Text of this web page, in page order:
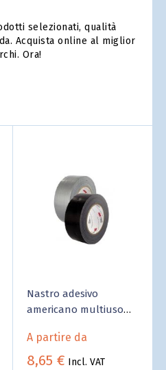
selezionati, qualità
Acquista online al miglior
Ora!
Nastro adesivo
americano multiuso
Business
A partire da
8,65 € Incl. VAT